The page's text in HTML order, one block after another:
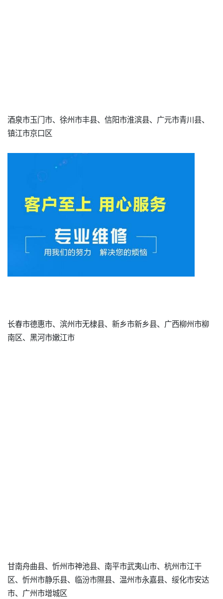
酒泉市玉门市、徐州市丰县、信阳市淮滨县、广元市青川县、
镇江市京口区
长春市德惠市、滨州市无棣县、新乡市新乡县、广西柳州市柳
南区、黑河市嫩江市
甘南舟曲县、忻州市神池县、南平市武夷山市、杭州市江干
区、忻州市静乐县、临汾市隰县、温州市永嘉县、绥化市安达
市、广州市增城区